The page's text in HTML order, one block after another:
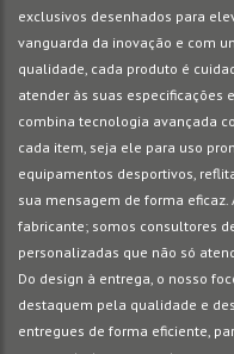
exclusivos desenhados para
vanguarda da inovação e com
qualidade, cada produto é
atender às suas especificações
combina tecnologia avançada
cada item, seja ele para uso
equipamentos desportivos,
sua mensagem de forma eficaz.
fabricante; somos consultores
personalizadas que não só
Do design à entrega, o nosso
destaquem pela qualidade e
entregues de forma eficiente,